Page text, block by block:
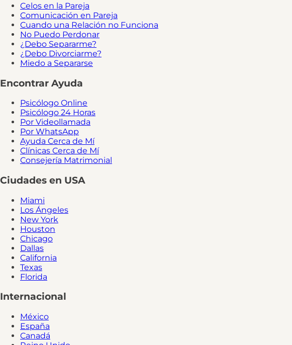
Celos en la Pareja
Comunicación en Pareja
Cuando una Relación no Funciona
No Puedo Perdonar
¿Debo Separarme?
¿Debo Divorciarme?
Miedo a Separarse
Encontrar Ayuda
Psicólogo Online
Psicólogo 24 Horas
Por Videollamada
Por WhatsApp
Ayuda Cerca de Mí
Clínicas Cerca de Mí
Consejería Matrimonial
Ciudades en USA
Miami
Los Ángeles
New York
Houston
Chicago
Dallas
California
Texas
Florida
Internacional
México
España
Canadá